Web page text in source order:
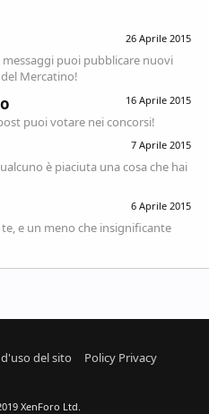
26 Aprile 2015
messaggi puoi pubblicare nuovi
Mercatino!
16 Aprile 2015
puoi votare nei concorsi!
7 Aprile 2015
è piaciuta una cosa che hai
6 Aprile 2015
e un meno che insignificante
del sito
Policy Privacy
XenForo Ltd.